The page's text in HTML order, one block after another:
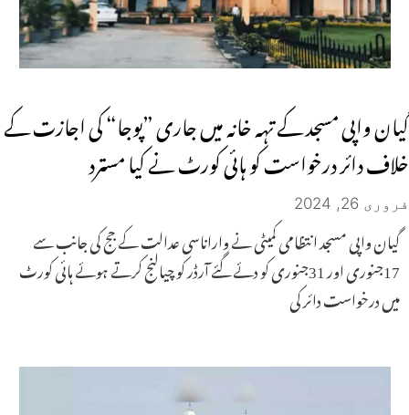
گیان واپی مسجد کے تہہ خانہ میں جاری ”پوجا“ کی اجازت کے
خلاف دائر درخواست کو ہائی کورٹ نے کیا مسترد
فروری 26, 2024
گیان واپی مسجد انتظامی کمیٹی نے واراناسی عدالت کے جج کی جانب سے
17جنوری اور 31جنوری کو دئے گئے آرڈر کو چیالنج کرتے ہوئے ہائی کورٹ
میں درخواست دائر کی